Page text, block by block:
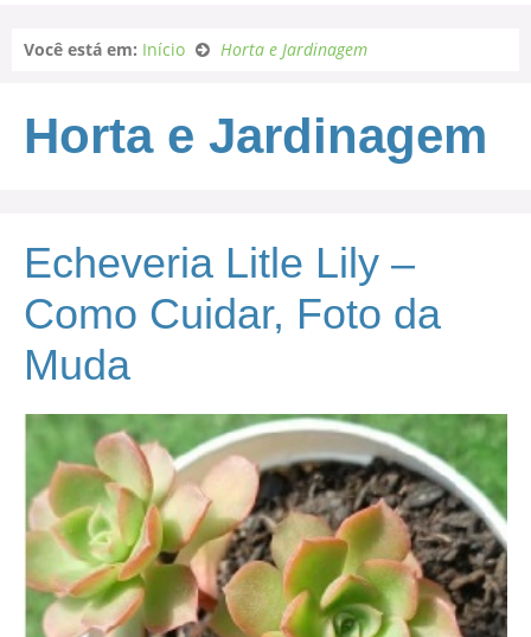
Você está em: Início Horta e Jardinagem
Horta e Jardinagem
Echeveria Litle Lily –
Como Cuidar, Foto da
Muda